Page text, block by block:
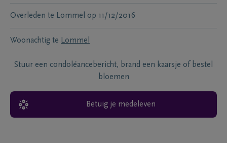
Overleden te Lommel op 11/12/2016
Woonachtig te Lommel
Stuur een condoléancebericht, brand een kaarsje of bestel
bloemen
Betuig je medeleven